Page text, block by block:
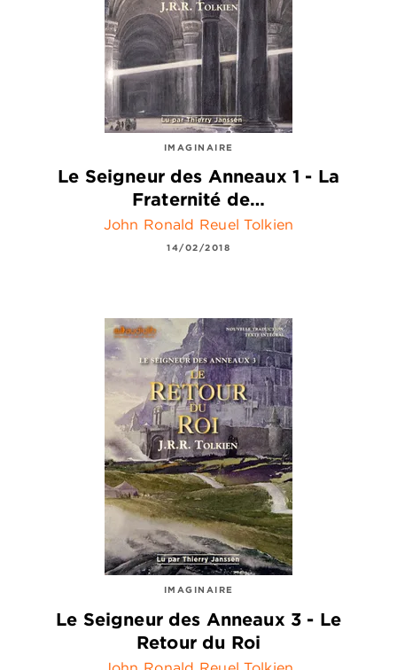
IMAGINAIRE
Le Seigneur des Anneaux 1 - La
Fraternité de…
John Ronald Reuel Tolkien
14/02/2018
IMAGINAIRE
Le Seigneur des Anneaux 3 - Le
Retour du Roi